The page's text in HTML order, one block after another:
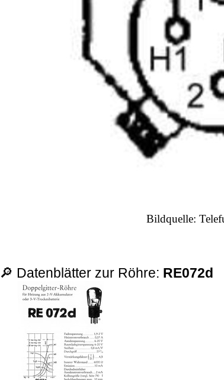
Bildquelle:
🔎 Datenblätter zur Röhre: RE072d